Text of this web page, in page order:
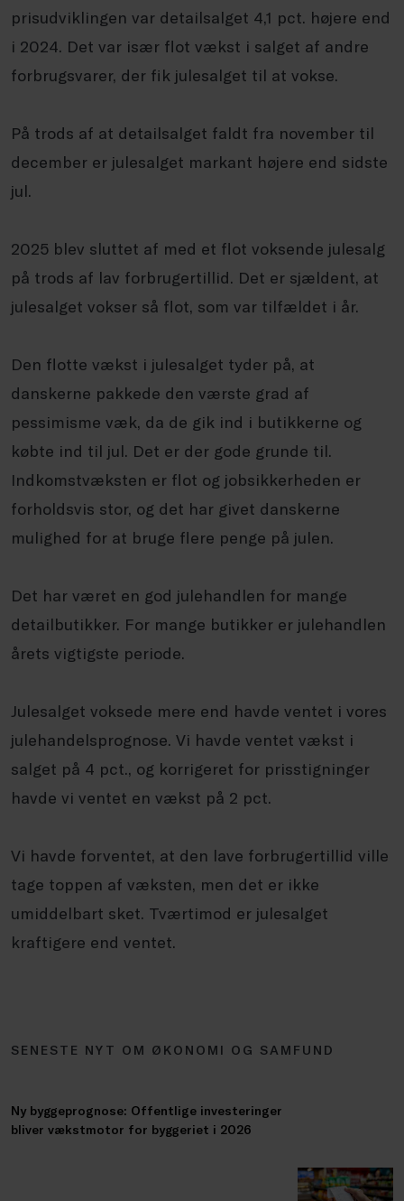
prisudviklingen var detailsalget 4,1 pct. højere end
i 2024. Det var især flot vækst i salget af andre
forbrugsvarer, der fik julesalget til at vokse.
På trods af at detailsalget faldt fra november til
december er julesalget markant højere end sidste
jul.
2025 blev sluttet af med et flot voksende julesalg
på trods af lav forbrugertillid. Det er sjældent, at
julesalget vokser så flot, som var tilfældet i år.
Den flotte vækst i julesalget tyder på, at
danskerne pakkede den værste grad af
pessimisme væk, da de gik ind i butikkerne og
købte ind til jul. Det er der gode grunde til.
Indkomstvæksten er flot og jobsikkerheden er
forholdsvis stor, og det har givet danskerne
mulighed for at bruge flere penge på julen.
Det har været en god julehandlen for mange
detailbutikker. For mange butikker er julehandlen
årets vigtigste periode.
Julesalget voksede mere end havde ventet i vores
julehandelsprognose. Vi havde ventet vækst i
salget på 4 pct., og korrigeret for prisstigninger
havde vi ventet en vækst på 2 pct.
Vi havde forventet, at den lave forbrugertillid ville
tage toppen af væksten, men det er ikke
umiddelbart sket. Tværtimod er julesalget
kraftigere end ventet.
SENESTE NYT OM ØKONOMI OG SAMFUND
Ny byggeprognose: Offentlige investeringer
bliver vækstmotor for byggeriet i 2026